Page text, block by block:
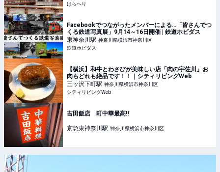
はらへり
Facebookでつながったメンバーによる…「皆さんでつ
くる鉄道写真展」9月14～16日開催 | 鉄道ホビダス
東神奈川駅 神奈川県横浜市神奈川区
鉄道ホビダス
【横浜】和牛とわさびが美味しい店「肉の宇佐川」お
肉もどれも絶品です！！｜シティリビングWeb
三ッ沢下町駅 神奈川県横浜市神奈川区
シティリビングWeb
吉田飯店 町中華最高‼️
京急東神奈川駅 神奈川県横浜市神奈川区